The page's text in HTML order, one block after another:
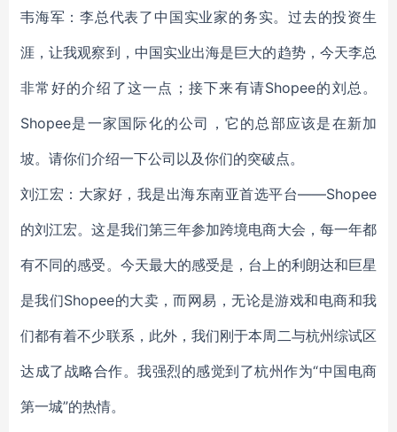
韦海军：李总代表了中国实业家的务实。过去的投资生
涯，让我观察到，中国实业出海是巨大的趋势，今天李总
非常好的介绍了这一点；接下来有请Shopee的刘总。
Shopee是一家国际化的公司，它的总部应该是在新加
坡。请你们介绍一下公司以及你们的突破点。
刘江宏：大家好，我是出海东南亚首选平台——Shopee
的刘江宏。这是我们第三年参加跨境电商大会，每一年都
有不同的感受。今天最大的感受是，台上的利朗达和巨星
是我们Shopee的大卖，而网易，无论是游戏和电商和我
们都有着不少联系，此外，我们刚于本周二与杭州综试区
达成了战略合作。我强烈的感觉到了杭州作为“中国电商
第一城”的热情。